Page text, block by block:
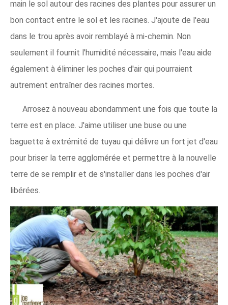
main le sol autour des racines des plantes pour assurer un
bon contact entre le sol et les racines. J'ajoute de l'eau
dans le trou après avoir remblayé à mi-chemin. Non
seulement il fournit l'humidité nécessaire, mais l'eau aide
également à éliminer les poches d'air qui pourraient
autrement entraîner des racines mortes.
Arrosez à nouveau abondamment une fois que toute la
terre est en place. J'aime utiliser une buse ou une
baguette à extrémité de tuyau qui délivre un fort jet d'eau
pour briser la terre agglomérée et permettre à la nouvelle
terre de se remplir et de s'installer dans les poches d'air
libérées.